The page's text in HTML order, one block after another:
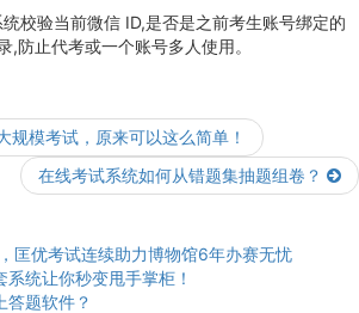
校验当前微信 ID,是否是之前考生账号绑定的
,防止代考或一个账号多人使用。
规模考试，原来可以这么简单！
在线考试系统如何从错题集抽题组卷？
匡优考试连续助力博物馆6年办赛无忧
统让你秒变甩手掌柜！
答题软件？